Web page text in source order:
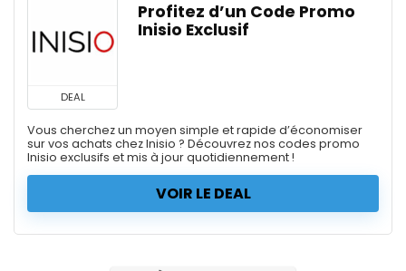
DEAL
Profitez d’un Code Promo
Inisio Exclusif
Vous cherchez un moyen simple et rapide d’économiser
sur vos achats chez Inisio ? Découvrez nos codes promo
Inisio exclusifs et mis à jour quotidiennement !
VOIR LE DEAL